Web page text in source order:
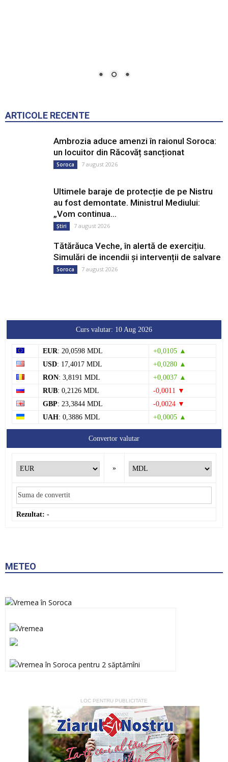
ARTICOLE RECENTE
Ambrozia aduce amenzi în raionul Soroca:
un locuitor din Răcovăț sancționat
Soroca 7 august 2026
Ultimele baraje de protecție de pe Nistru
au fost demontate. Ministrul Mediului:
„Vom continua...
Știri 7 august 2026
Tătărăuca Veche, în alertă de exercițiu.
Simulări de incendii și intervenții de salvare
Soroca 7 august 2026
Curs valutar: 10 Aug 2026
EUR: 20,0598 MDL
+0,0105 ▲
USD: 17,4017 MDL
+0,0280 ▲
RON: 3,8191 MDL
+0,0037 ▲
RUB: 0,2126 MDL
-0,0011 ▼
GBP: 23,3844 MDL
-0,0024 ▼
UAH: 0,3886 MDL +0,0005 ▲
Convertor valutar
»
Rezultat: -
METEO
LOC PENTRU PUBLICITATE